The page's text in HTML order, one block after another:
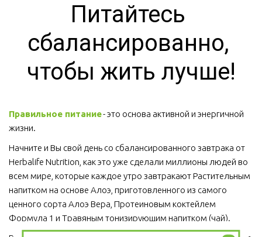
Питайтесь
сбалансированно,
чтобы жить лучше!
Правильное питание - это основа активной и энергичной
жизни.
Начните и Вы свой день со сбалансированного завтрака от
Herbalife Nutrition, как это уже сделали миллионы людей во
всем мире, которые каждое утро завтракают Растительным
напитком на основе Алоэ, приготовленного из самого
ценного сорта Алоэ Вера, Протеиновым коктейлем
Формула 1 и Травяным тонизирующим напитком (чай).